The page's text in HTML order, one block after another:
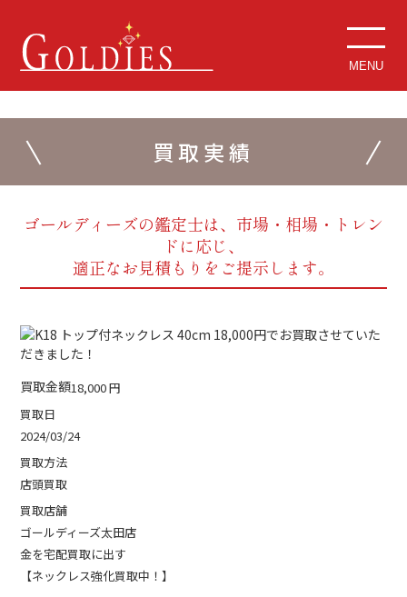
MENU
買取実績
ゴールディーズの鑑定士は、市場・相場・トレン
ドに応じ、
適正なお見積もりをご提示します。
買取金額18,000円
買取日
2024/03/24
買取方法
店頭買取
買取店舗
ゴールディーズ太田店
金を宅配買取に出す
【ネックレス強化買取中！】